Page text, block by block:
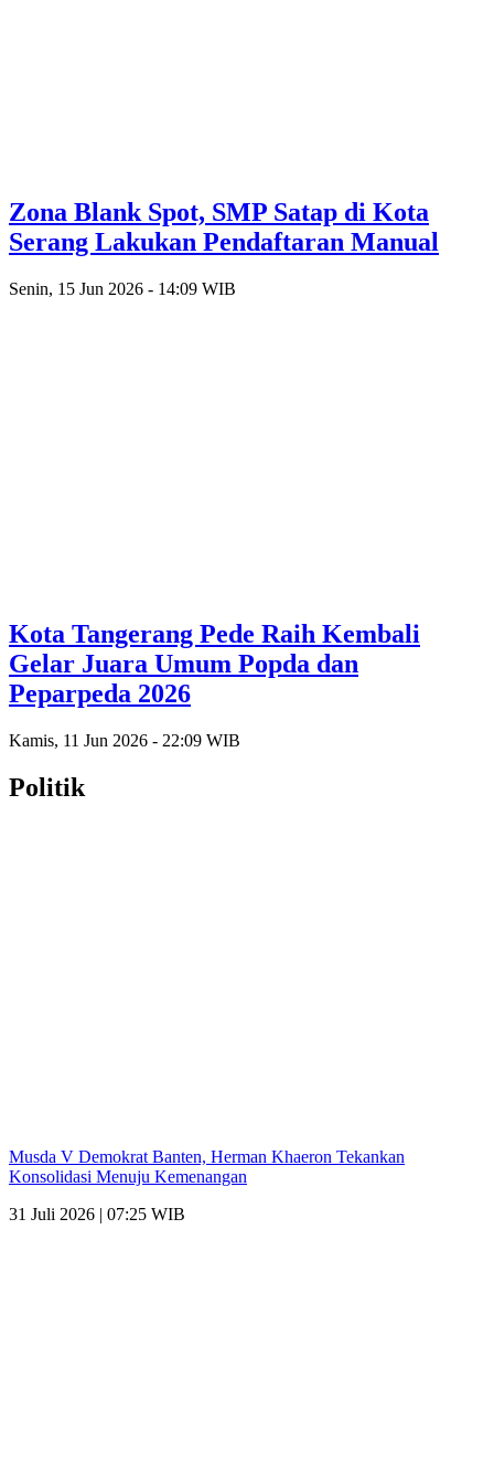
Zona Blank Spot, SMP Satap di Kota
Serang Lakukan Pendaftaran Manual
Senin, 15 Jun 2026 - 14:09 WIB
Kota Tangerang Pede Raih Kembali
Gelar Juara Umum Popda dan
Peparpeda 2026
Kamis, 11 Jun 2026 - 22:09 WIB
Politik
Musda V Demokrat Banten, Herman Khaeron Tekankan
Konsolidasi Menuju Kemenangan
31 Juli 2026 | 07:25 WIB